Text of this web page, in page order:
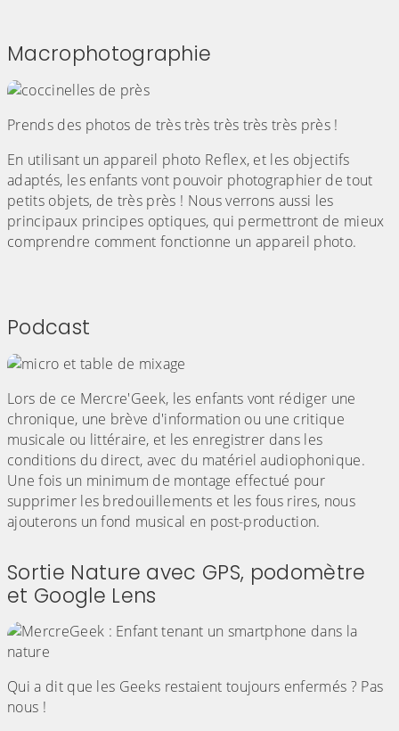
Macrophotographie
Prends des photos de très très très très très près !
En utilisant un appareil photo Reflex, et les objectifs
adaptés, les enfants vont pouvoir photographier de tout
petits objets, de très près ! Nous verrons aussi les
principaux principes optiques, qui permettront de mieux
comprendre comment fonctionne un appareil photo.
Podcast
Lors de ce Mercre'Geek, les enfants vont rédiger une
chronique, une brève d'information ou une critique
musicale ou littéraire, et les enregistrer dans les
conditions du direct, avec du matériel audiophonique.
Une fois un minimum de montage effectué pour
supprimer les bredouillements et les fous rires, nous
ajouterons un fond musical en post-production.
Sortie Nature avec GPS, podomètre
et Google Lens
Qui a dit que les Geeks restaient toujours enfermés ? Pas
nous !